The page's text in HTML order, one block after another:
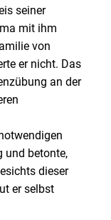
seiner
mit ihm
von
er nicht. Das
an der
und betonte,
dieser
er selbst